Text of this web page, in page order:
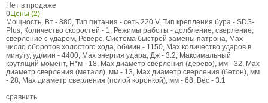
Нет в продаже
0Цены (2)
Мощность, Вт - 880, Тип питания - сеть 220 V, Тип крепления бура - SDS-
Plus, Количество скоростей - 1, Режимы работы - долбление, сверление,
сверление с ударом, Реверс, Система быстрой замены патрона, Max
число оборотов холостого хода, об/мин - 1150, Max количество ударов в
минуту, уд/мин - 4400, Max энергия удара, Дж - 3.2, Максимальный
крутящий момент, Н*м - 18, Max диаметр сверления (дерево), мм - 32, Max
диаметр сверления (металл), мм - 13, Max диаметр сверления (бетон), мм
- 28, Max диаметр сверления (полой коронкой), мм - 68, Вес - 3.1
сравнить